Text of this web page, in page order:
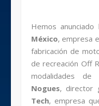
Hemos
México, empresa
fabricación de
de recreación Off
modalidades
Nogues, director
Tech, empresa